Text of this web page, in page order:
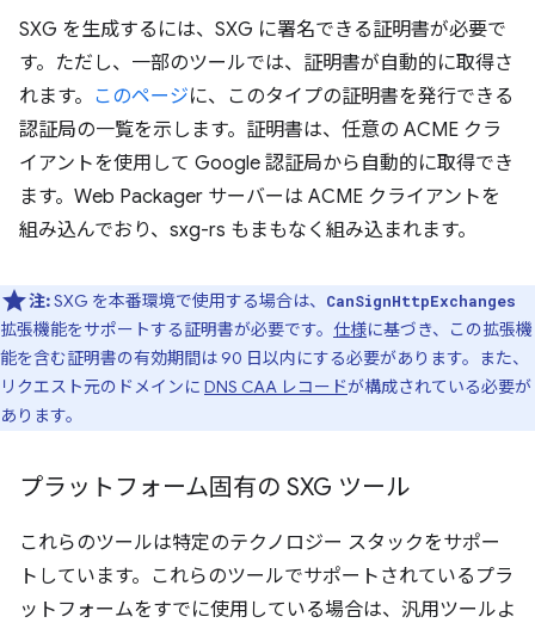
SXG を生成するには、SXG に署名できる証明書が必要で
す。ただし、一部のツールでは、証明書が自動的に取得さ
れます。 このページに、このタイプの証明書を発行できる
認証局の一覧を示します。証明書は、任意の ACME クラ
イアントを使用して Google 認証局から自動的に取得でき
ます。Web Packager サーバーは ACME クライアントを
組み込んでおり、sxg-rs もまもなく組み込まれます。
注:SXG を本番環境で使用する場合は、 CanSignHttpExchanges
拡張機能をサポートする証明書が必要です。 仕様に基づき、この拡張機
能を含む証明書の有効期間は 90 日以内にする必要があります。また、
リクエスト元のドメインに DNS CAA レコードが構成されている必要が
あります。
プラットフォーム固有の SXG ツール
これらのツールは特定のテクノロジー スタックをサポー
トしています。これらのツールでサポートされているプラ
ットフォームをすでに使用している場合は、汎用ツールよ